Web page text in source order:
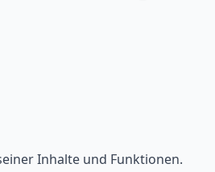
Inhalte und Funktionen.